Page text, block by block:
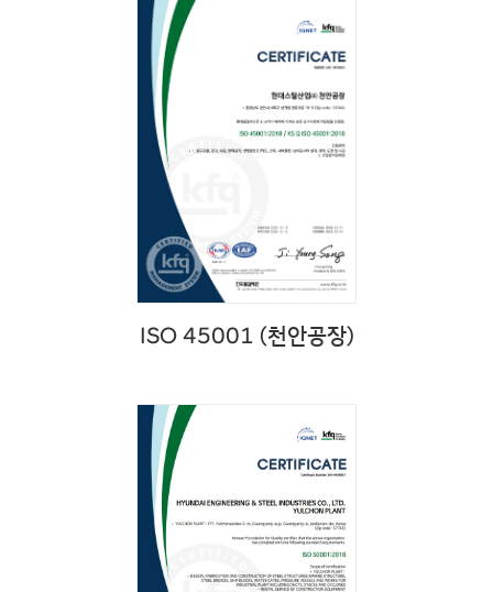
ISO 45001 (천안공장)